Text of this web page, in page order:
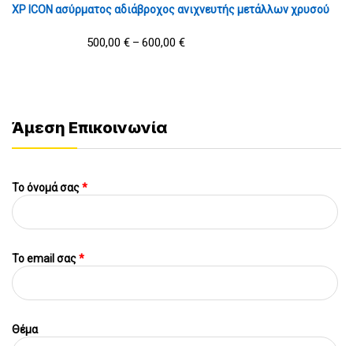
XP ICON ασύρματος αδιάβροχος ανιχνευτής μετάλλων χρυσού
500,00 € – 600,00 €
Άμεση Επικοινωνία
Το όνομά σας*
To email σας*
Θέμα